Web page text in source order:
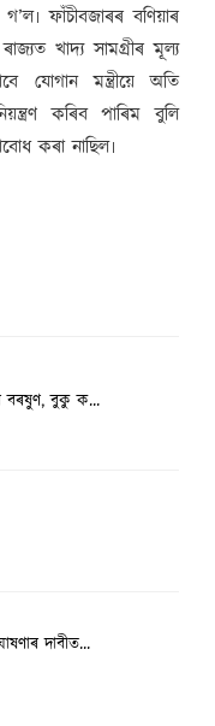
ফাঁচীবজাৰৰ বণিয়াৰ
খাদ্য সামগ্ৰীৰ মূল্য
যোগান মন্ত্ৰীয়ে অতি
কৰিব পাৰিম বুলি
কৰা নাছিল৷
বৰষুণ, বুকু ক...
দাবীত...